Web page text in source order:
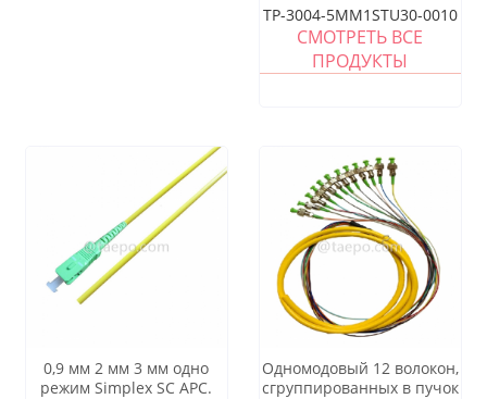
TP-3004-5MM1STU30-0010
СМОТРЕТЬ ВСЕ
ПРОДУКТЫ
0,9 мм 2 мм 3 мм одно
режим Simplex SC APC.
Одномодовый 12 волокон,
сгруппированных в пучок